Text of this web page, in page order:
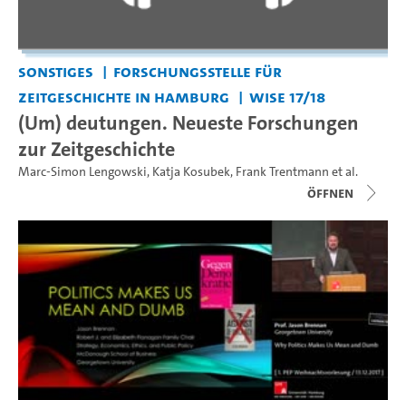
Sonstiges
Forschungsstelle für
Zeitgeschichte in Hamburg
WiSe 17/18
(Um) deutungen. Neueste Forschungen
zur Zeitgeschichte
Marc-Simon Lengowski, Katja Kosubek, Frank Trentmann et al.
Öffnen